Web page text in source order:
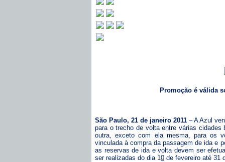
Promoção é válida
São Paulo, 21 de janeiro 2011 – A Azul
para o trecho de volta entre várias cidades
outra, exceto com ela mesma, para os
vinculada à compra da passagem de ida e
as reservas de ida e volta devem ser
ser realizadas do dia 10 de fevereiro até 31